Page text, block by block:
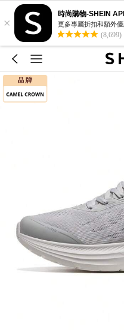
×
時尚購物-SHEIN
更多專屬折扣和額外優
(8,699)